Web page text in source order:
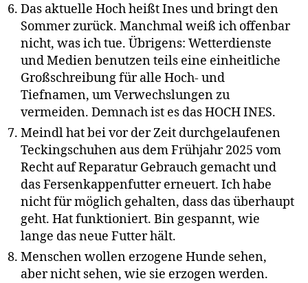
Das aktuelle Hoch heißt Ines und bringt den
Sommer zurück. Manchmal weiß ich offenbar
nicht, was ich tue. Übrigens: Wetterdienste
und Medien benutzen teils eine einheitliche
Großschreibung für alle Hoch- und
Tiefnamen, um Verwechslungen zu
vermeiden. Demnach ist es das HOCH INES.
Meindl hat bei vor der Zeit durchgelaufenen
Teckingschuhen aus dem Frühjahr 2025 vom
Recht auf Reparatur Gebrauch gemacht und
das Fersenkappenfutter erneuert. Ich habe
nicht für möglich gehalten, dass das überhaupt
geht. Hat funktioniert. Bin gespannt, wie
lange das neue Futter hält.
Menschen wollen erzogene Hunde sehen,
aber nicht sehen, wie sie erzogen werden.